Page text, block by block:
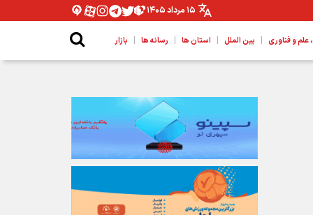
۱۵ مرداد ۱۴۰۵
و فناوری | بین الملل | استان ها | رسانه ها | بازار